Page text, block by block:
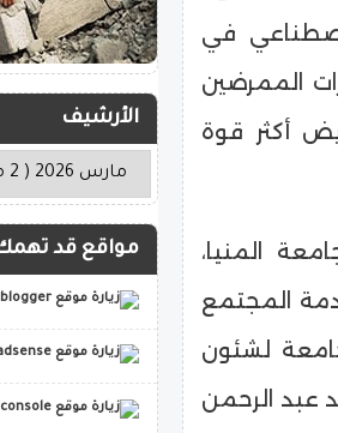
في
الممرضين
أكثر قوة
المنيا،
المجتمع
لشئون
عبد الرحمن
الأرشيف
مواقع قد